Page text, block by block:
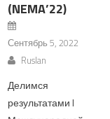
(NEMA’22)
Сентябрь 5, 2022
Ruslan
Делимся
результатами I